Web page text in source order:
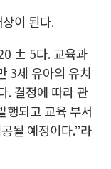
이 된다.
± 5다. 교육과
3세 유아의 유치
. 결정에 따라 관
행되고 교육 부서
될 예정이다.”라